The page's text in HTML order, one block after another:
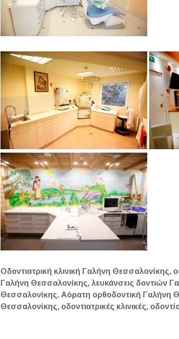
Οδοντιατρική κλινική Γαλήνη Θεσσαλονίκης,
Γαλήνη Θεσσαλονίκης, λευκάνσεις δοντιών
Θεσσαλονίκης. Αόρατη ορθοδοντική Γαλήνη
Θεσσαλονίκης, οδοντιατρικές κλινικές,